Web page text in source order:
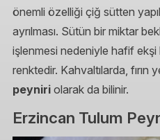
önemli özelliği çiğ sütten
ayrılması. Sütün bir miktar
işlenmesi nedeniyle hafif ekşi
renktedir. Kahvaltılarda, fırın
peyniri olarak da bilinir.
Erzincan Tulum